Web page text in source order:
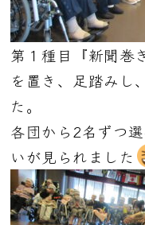
第１種目『新聞巻
を置き、足踏みし
た。
各団から2名ずつ
いが見られました